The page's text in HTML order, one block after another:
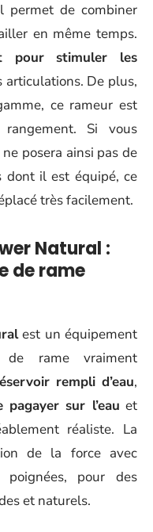
permet de combiner
en même temps.
pour stimuler les
De plus,
ce rameur est
Si vous
posera ainsi pas de
dont il est équipé, ce
très facilement.
Natural :
de rame
est un équipement
rame vraiment
rempli d’eau,
pagayer sur l’eau et
réaliste. La
de la force avec
pour des
et naturels.